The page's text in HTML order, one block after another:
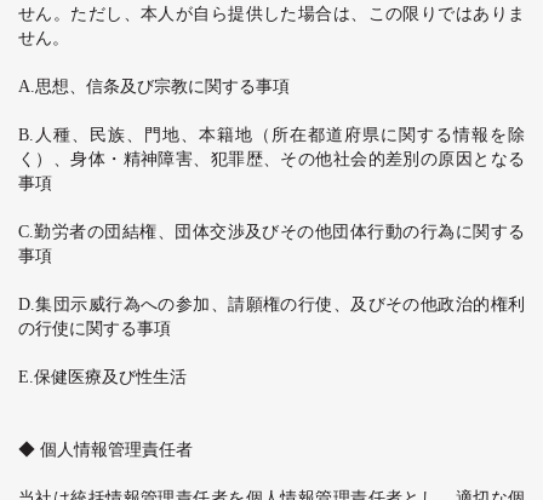
せん。ただし、本人が自ら提供した場合は、この限りではありま
せん。
A.思想、信条及び宗教に関する事項
B. 人種、民族、門地、本籍地（所在都道府県に関する情報を除
く）、身体・精神障害、犯罪歴、その他社会的差別の原因となる
事項
C.勤労者の団結権、団体交渉及びその他団体行動の行為に関する
事項
D.集団示威行為への参加、請願権の行使、及びその他政治的権利
の行使に関する事項
E.保健医療及び性生活
◆ 個人情報管理責任者